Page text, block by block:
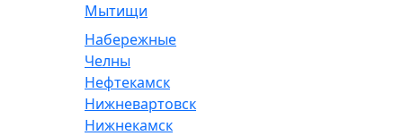
Мытищи
Набережные
Челны
Нефтекамск
Нижневартовск
Нижнекамск